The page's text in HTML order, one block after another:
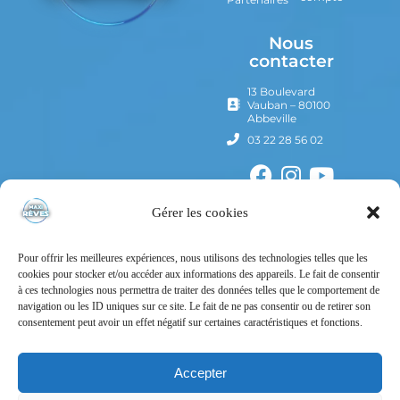
Gérer les cookies
Pour offrir les meilleures expériences, nous utilisons des technologies telles que les
cookies pour stocker et/ou accéder aux informations des appareils. Le fait de consentir
à ces technologies nous permettra de traiter des données telles que le comportement de
navigation ou les ID uniques sur ce site. Le fait de ne pas consentir ou de retirer son
consentement peut avoir un effet négatif sur certaines caractéristiques et fonctions.
Accepter
Nous
contacter
13 Boulevard
Vauban – 80100
Abbeville
03 22 28 56 02
Mentions Légales Politique de confidentialité
Conditions Générales d’Utilisation